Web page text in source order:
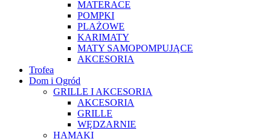
MATERACE
POMPKI
PLAŻOWE
KARIMATY
MATY SAMOPOMPUJĄCE
AKCESORIA
Trofea
Dom i Ogród
GRILLE I AKCESORIA
AKCESORIA
GRILLE
WĘDZARNIE
HAMAKI